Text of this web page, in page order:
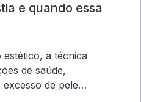
e quando essa
a técnica
de saúde,
de pele